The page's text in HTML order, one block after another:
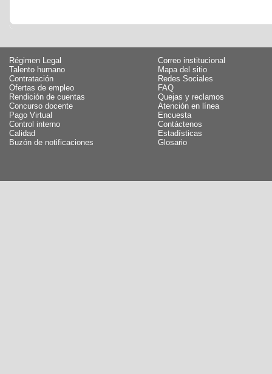
Régimen Legal
Talento humano
Contratación
Ofertas de empleo
Rendición de cuentas
Concurso docente
Pago Virtual
Control interno
Calidad
Buzón de notificaciones
Correo institucional
Mapa del sitio
Redes Sociales
FAQ
Quejas y reclamos
Atención en línea
Encuesta
Contáctenos
Estadísticas
Glosario